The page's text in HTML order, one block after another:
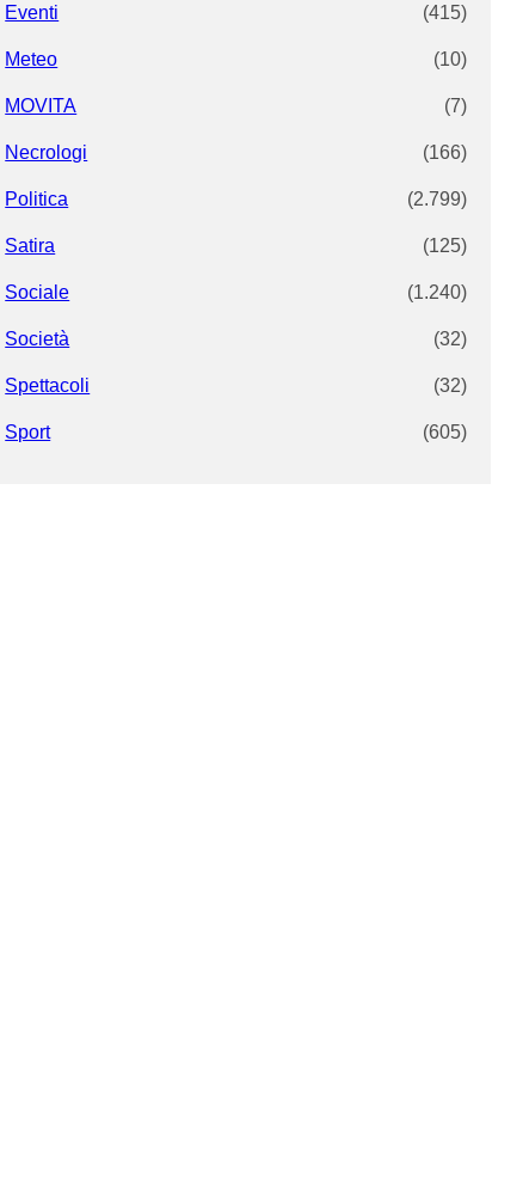
Eventi (415)
Meteo (10)
MOVITA (7)
Necrologi (166)
Politica (2.799)
Satira (125)
Sociale (1.240)
Società (32)
Spettacoli (32)
Sport (605)